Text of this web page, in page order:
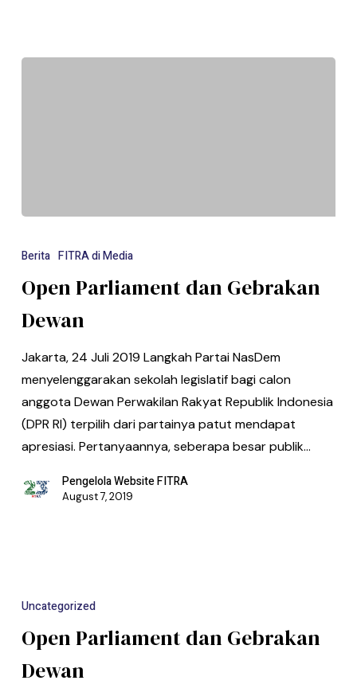
Berita FITRA di Media
Open Parliament dan Gebrakan
Dewan
Jakarta, 24 Juli 2019 Langkah Partai NasDem
menyelenggarakan sekolah legislatif bagi calon
anggota Dewan Perwakilan Rakyat Republik Indonesia
(DPR RI) terpilih dari partainya patut mendapat
apresiasi. Pertanyaannya, seberapa besar publik…
Pengelola Website FITRA
August 7, 2019
Uncategorized
Open Parliament dan Gebrakan
Dewan